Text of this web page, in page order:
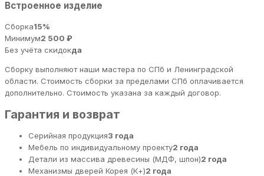
Встроенное изделие
Сборка15%
Минимум2 500 ₽
Без учёта скидокда
Сборку выполняют наши мастера по СПб и Ленинградской
области. Стоимость сборки за пределами СПб оплачивается
дополнительно. Стоимость указана за каждый договор.
Гарантия и возврат
Серийная продукция3 года
Мебель по индивидуальному проекту2 года
Детали из массива древесины (МДФ, шпон)2 года
Механизмы дверей Корея (К+)2 года